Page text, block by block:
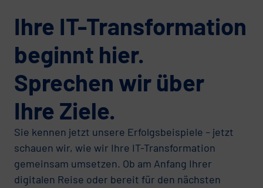
Ihre IT-Transformation
beginnt hier.
Sprechen wir über
Ihre Ziele.
Sie kennen jetzt unsere Erfolgsbeispiele – jetzt
schauen wir, wie wir Ihre IT-Transformation
gemeinsam umsetzen. Ob am Anfang Ihrer
digitalen Reise oder bereit für den nächsten